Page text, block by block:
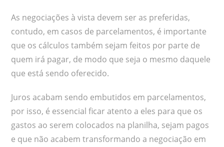
As negociações à vista devem ser as preferidas,
contudo, em casos de parcelamentos, é importante
que os cálculos também sejam feitos por parte de
quem irá pagar, de modo que seja o mesmo daquele
que está sendo oferecido.
Juros acabam sendo embutidos em parcelamentos,
por isso, é essencial ficar atento a eles para que os
gastos ao serem colocados na planilha, sejam pagos
e que não acabem transformando a negociação em